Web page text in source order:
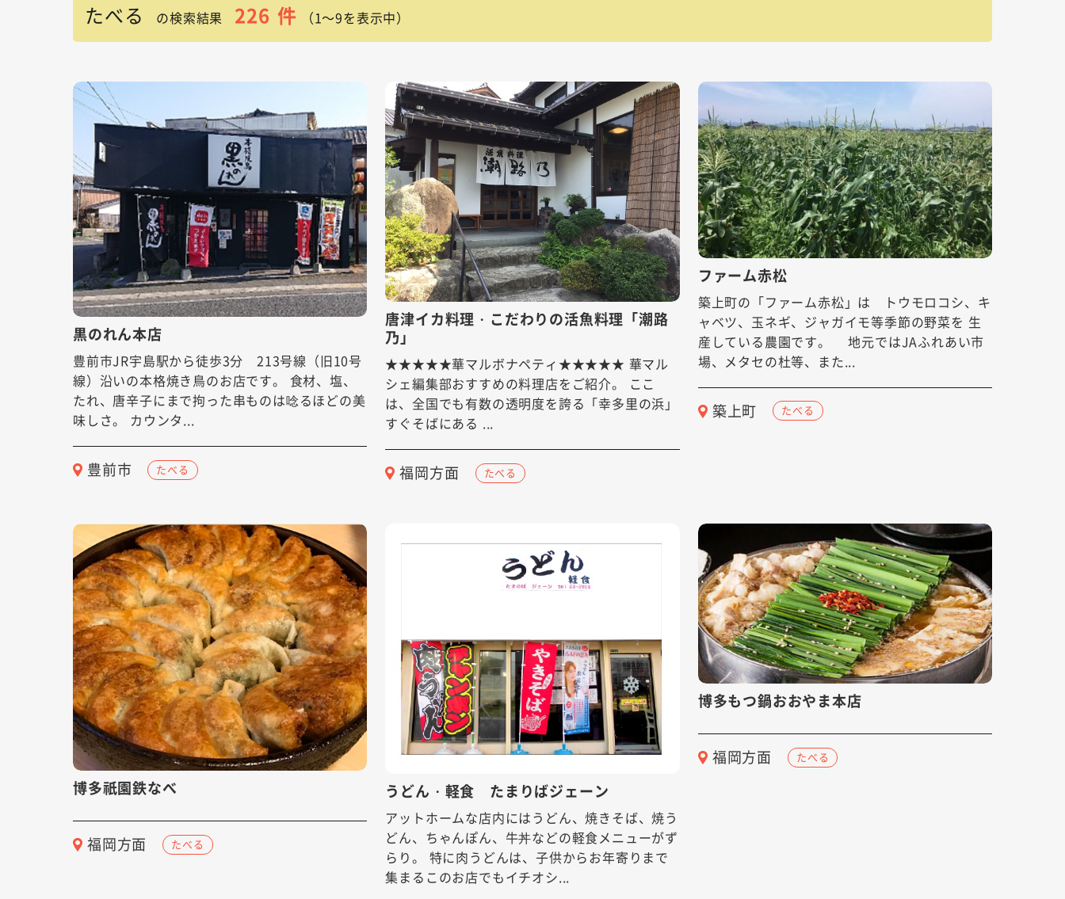
たべる の検索結果 226 件 （1～9を表示中）
黒のれん本店
豊前市JR宇島駅から徒歩3分 213号線（旧10号
線）沿いの本格焼き鳥のお店です。 食材、塩、
たれ、唐辛子にまで拘った串ものは唸るほどの美
味しさ。 カウンタ...
豊前市 たべる
唐津イカ料理・こだわりの活魚料理「潮路
乃」
★★★★★華マルボナペティ★★★★★ 華マル
シェ編集部おすすめの料理店をご紹介。 ここ
は、全国でも有数の透明度を誇る「幸多里の浜」
すぐそばにある ...
福岡方面 たべる
ファーム赤松
築上町の「ファーム赤松」は トウモロコシ、キ
ャベツ、玉ネギ、ジャガイモ等季節の野菜を 生
産している農園です。 地元ではJAふれあい市
場、メタセの杜等、また...
築上町 たべる
博多祇園鉄なべ
福岡方面 たべる
うどん・軽食 たまりばジェーン
アットホームな店内にはうどん、焼きそば、焼う
どん、ちゃんぽん、牛丼などの軽食メニューがず
らり。 特に肉うどんは、子供からお年寄りまで
集まるこのお店でもイチオシ...
博多もつ鍋おおやま本店
福岡方面 たべる